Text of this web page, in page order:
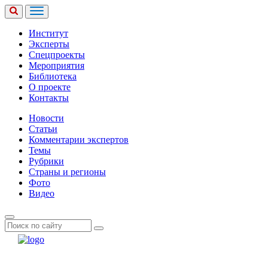
Институт
Эксперты
Спецпроекты
Мероприятия
Библиотека
О проекте
Контакты
Новости
Статьи
Комментарии экспертов
Темы
Рубрики
Страны и регионы
Фото
Видео